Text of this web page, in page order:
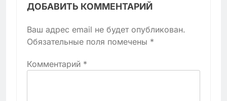
ДОБАВИТЬ КОММЕНТАРИЙ
Ваш адрес email не будет опубликован.
Обязательные поля помечены *
Комментарий *